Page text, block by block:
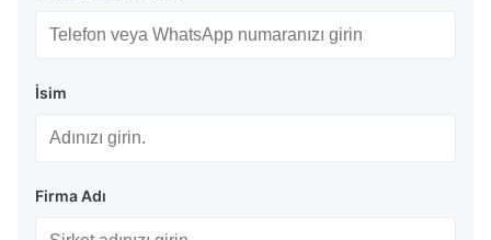
İsim
Firma Adı